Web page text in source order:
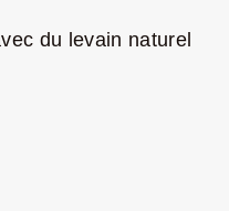
du levain naturel